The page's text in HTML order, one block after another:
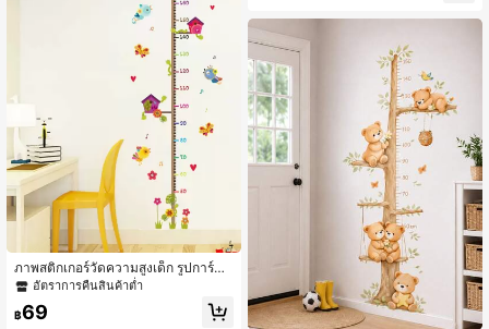
ภาพสติกเกอร์วัดความสูงเด็ก รูปการ์ตู
น, แผนภูมิการเจริญเติบโตตกแต่งน่ารัก
นัง, สติ๊กเกอร์วินิล สำหรับตกแต่งบ้าน,
อัตราการคืนสินค้าต่ำ
฿69
รก, ห้องนอนเด็ก, ห้องเล่น, โรงเรียนอนุบ
าล, ตกแต่งภายในบ้าน, ตกแต่งฉากหลั
งภาพถ่าย